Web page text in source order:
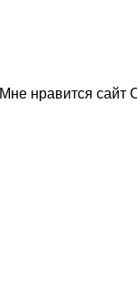
Мне нравится сайт